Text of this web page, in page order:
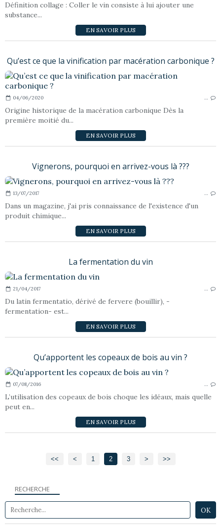
Définition collage : Coller le vin consiste à lui ajouter une
substance...
EN SAVOIR PLUS
Qu’est ce que la vinification par macération carbonique ?
04/06/2020 …
Origine historique de la macération carbonique Dès la
première moitié du...
EN SAVOIR PLUS
Vignerons, pourquoi en arrivez-vous là ???
13/07/2017 …
Dans un magazine, j'ai pris connaissance de l'existence d'un
produit chimique...
EN SAVOIR PLUS
La fermentation du vin
21/04/2017 …
Du latin fermentatio, dérivé de fervere (bouillir), -
fermentation- est...
EN SAVOIR PLUS
Qu’apportent les copeaux de bois au vin ?
07/08/2016 …
L’utilisation des copeaux de bois choque les idéaux, mais quelle
peut en...
EN SAVOIR PLUS
<< < 1 2 3 > >>
RECHERCHE